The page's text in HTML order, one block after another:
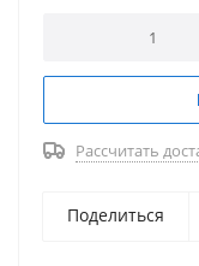
Рассчитать
Поделиться